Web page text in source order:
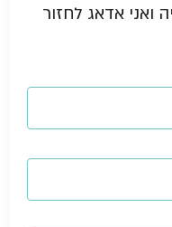
ואני אדאג לחזור